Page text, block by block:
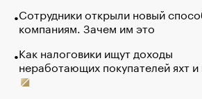
Сотрудники открыли новый
компаниям. Зачем им это
Как налоговики ищут доходы
неработающих покупателей яхт и